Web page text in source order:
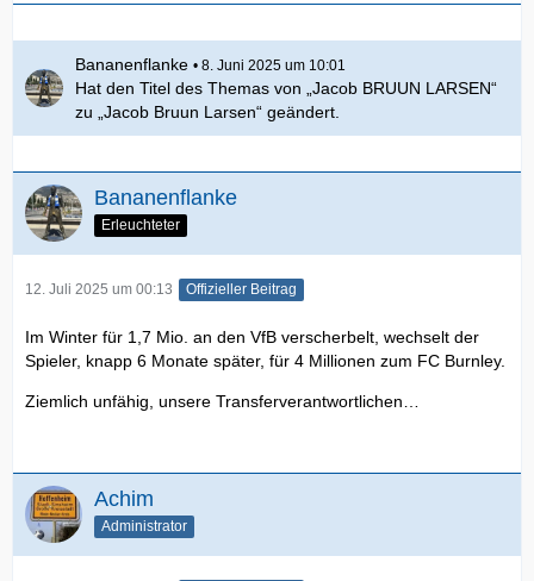
Bananenflanke 8. Juni 2025 um 10:01
Hat den Titel des Themas von „Jacob BRUUN LARSEN“
zu „Jacob Bruun Larsen“ geändert.
Bananenflanke
Erleuchteter
12. Juli 2025 um 00:13 Offizieller Beitrag
Im Winter für 1,7 Mio. an den VfB verscherbelt, wechselt der
Spieler, knapp 6 Monate später, für 4 Millionen zum FC Burnley.
Ziemlich unfähig, unsere Transferverantwortlichen…
Achim
Administrator